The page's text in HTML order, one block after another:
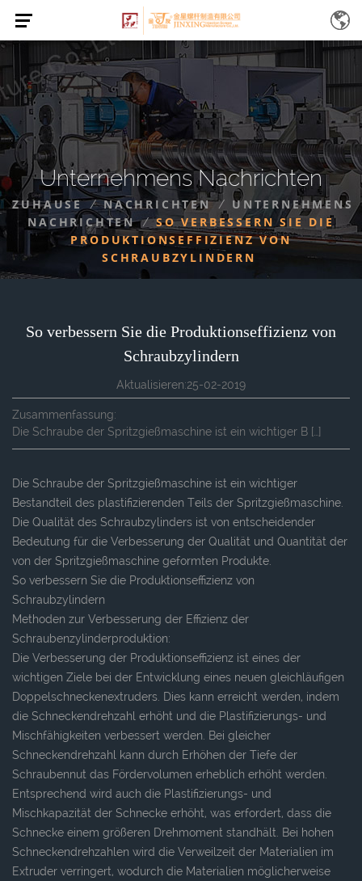
Unternehmens Nachrichten
ZUHAUSE / NACHRICHTEN /
UNTERNEHMENS
NACHRICHTEN / SO VERBESSERN SIE DIE
PRODUKTIONSEFFIZIENZ VON
SCHRAUBZYLINDERN
So verbessern Sie die Produktionseffizienz von
Schraubzylindern
Aktualisieren:25-02-2019
Zusammenfassung:
Die Schraube der Spritzgießmaschine ist ein wichtiger B […]
Die Schraube der Spritzgießmaschine ist ein wichtiger
Bestandteil des plastifizierenden Teils der Spritzgießmaschine.
Die Qualität des Schraubzylinders ist von entscheidender
Bedeutung für die Verbesserung der Qualität und Quantität der
von der Spritzgießmaschine geformten Produkte.
So verbessern Sie die Produktionseffizienz von
Schraubzylindern
Methoden zur Verbesserung der Effizienz der
Schraubenzylinderproduktion:
Die Verbesserung der Produktionseffizienz ist eines der
wichtigen Ziele bei der Entwicklung eines neuen gleichläufigen
Doppelschneckenextruders. Dies kann erreicht werden, indem
die Schneckendrehzahl erhöht und die Plastifizierungs- und
Mischfähigkeiten verbessert werden. Bei gleicher
Schneckendrehzahl kann durch Erhöhen der Tiefe der
Schraubennut das Fördervolumen erheblich erhöht werden.
Entsprechend wird auch die Plastifizierungs- und
Mischkapazität der Schnecke erhöht, was erfordert, dass die
Schnecke einem größeren Drehmoment standhält. Bei hohen
Schneckendrehzahlen wird die Verweilzeit der Materialien im
Extruder verringert, wodurch die Materialien möglicherweise